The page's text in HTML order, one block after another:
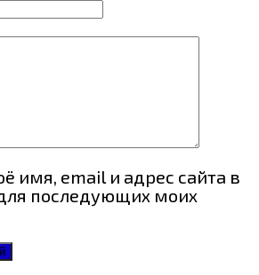
имя, email и адрес сайта в
последующих моих